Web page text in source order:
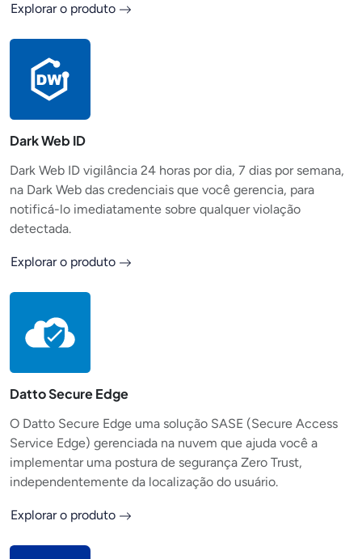
Explorar o produto
Dark Web ID
Dark Web ID vigilância 24 horas por dia, 7 dias por semana,
na Dark Web das credenciais que você gerencia, para
notificá-lo imediatamente sobre qualquer violação
detectada.
Explorar o produto
Datto Secure Edge
O Datto Secure Edge uma solução SASE (Secure Access
Service Edge) gerenciada na nuvem que ajuda você a
implementar uma postura de segurança Zero Trust,
independentemente da localização do usuário.
Explorar o produto